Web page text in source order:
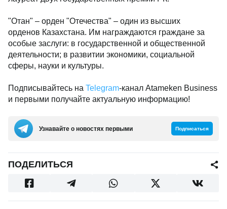
"Отан" – орден "Отечества" – один из высших
орденов Казахстана. Им награждаются граждане за
особые заслуги: в государственной и общественной
деятельности; в развитии экономики, социальной
сферы, науки и культуры.
Подписывайтесь на Telegram-канал Atameken Business
и первыми получайте актуальную информацию!
Узнавайте о новостях первыми Подписаться
ПОДЕЛИТЬСЯ